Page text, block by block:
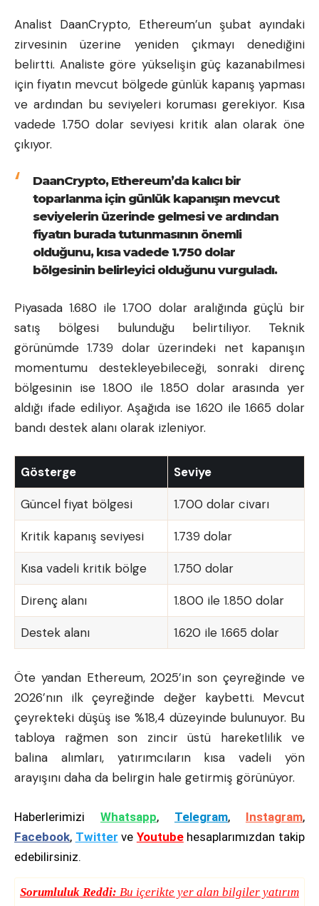
Analist DaanCrypto, Ethereum’un şubat ayındaki
zirvesinin üzerine yeniden çıkmayı denediğini
belirtti. Analiste göre yükselişin güç kazanabilmesi
için fiyatın mevcut bölgede günlük kapanış yapması
ve ardından bu seviyeleri koruması gerekiyor. Kısa
vadede 1.750 dolar seviyesi kritik alan olarak öne
çıkıyor.
DaanCrypto, Ethereum’da kalıcı bir
toparlanma için günlük kapanışın mevcut
seviyelerin üzerinde gelmesi ve ardından
fiyatın burada tutunmasının önemli
olduğunu, kısa vadede 1.750 dolar
bölgesinin belirleyici olduğunu vurguladı.
Piyasada 1.680 ile 1.700 dolar aralığında güçlü bir
satış bölgesi bulunduğu belirtiliyor. Teknik
görünümde 1.739 dolar üzerindeki net kapanışın
momentumu destekleyebileceği, sonraki direnç
bölgesinin ise 1.800 ile 1.850 dolar arasında yer
aldığı ifade ediliyor. Aşağıda ise 1.620 ile 1.665 dolar
bandı destek alanı olarak izleniyor.
Gösterge Seviye
Güncel fiyat bölgesi 1.700 dolar civarı
Kritik kapanış seviyesi 1.739 dolar
Kısa vadeli kritik bölge 1.750 dolar
Direnç alanı 1.800 ile 1.850 dolar
Destek alanı 1.620 ile 1.665 dolar
Öte yandan Ethereum, 2025’in son çeyreğinde ve
2026’nın ilk çeyreğinde değer kaybetti. Mevcut
çeyrekteki düşüş ise %18,4 düzeyinde bulunuyor. Bu
tabloya rağmen son zincir üstü hareketlilik ve
balina alımları, yatırımcıların kısa vadeli yön
arayışını daha da belirgin hale getirmiş görünüyor.
Haberlerimizi Whatsapp, Telegram, Instagram,
Facebook, Twitter ve Youtubehesaplarımızdan takip
edebilirsiniz.
Sorumluluk Reddi: Bu içerikte yer alan bilgiler yatırım